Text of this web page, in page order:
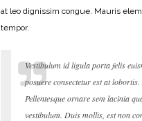
at leo dignissim congue. Mauris
tempor.
Vestibulum id ligula porta felis
posuere consectetur est at lobortis.
Pellentesque ornare sem lacinia
vestibulum. Duis mollis, est non